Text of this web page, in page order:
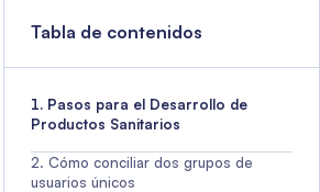
Tabla de contenidos
Pasos para el Desarrollo de
Productos Sanitarios
Cómo conciliar dos grupos de
usuarios únicos